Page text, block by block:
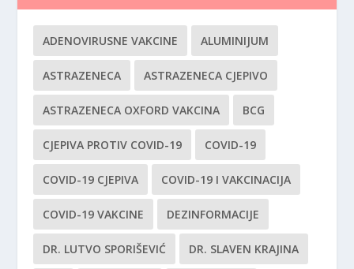
ADENOVIRUSNE VAKCINE ALUMINIJUM
ASTRAZENECA ASTRAZENECA CJEPIVO
ASTRAZENECA OXFORD VAKCINA BCG
CJEPIVA PROTIV COVID-19 COVID-19
COVID-19 CJEPIVA COVID-19 I VAKCINACIJA
COVID-19 VAKCINE DEZINFORMACIJE
DR. LUTVO SPORIŠEVIĆ DR. SLAVEN KRAJINA